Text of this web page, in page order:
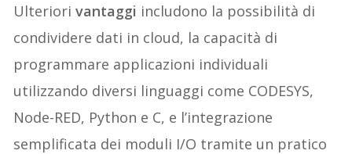
Ulteriori vantaggi includono la possibilità di
condividere dati in cloud, la capacità di
programmare applicazioni individuali
utilizzando diversi linguaggi come CODESYS,
Node-RED, Python e C, e l’integrazione
semplificata dei moduli I/O tramite un pratico